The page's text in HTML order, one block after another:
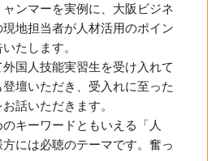
ンマーを実例に、大阪ビジネ
地担当者が人材活用のポイン
たします。
国人技能実習生を受け入れて
壇いただき、受入れに至った
話いただきます。
キーワードともいえる「人
には必聴のテーマです。奮っ